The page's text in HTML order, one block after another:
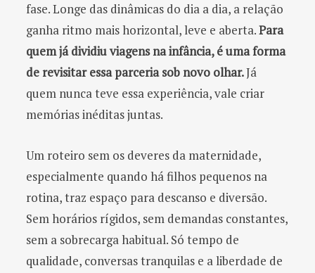
fase. Longe das dinâmicas do dia a dia, a relação
ganha ritmo mais horizontal, leve e aberta.Para
quem já dividiu viagens na infância, é uma forma
de revisitar essa parceria sob novo olhar.Já
quem nunca teve essa experiência, vale criar
memórias inéditas juntas.
Um roteiro sem os deveres da maternidade,
especialmente quando há filhos pequenos na
rotina, traz espaço para descanso e diversão.
Sem horários rígidos, sem demandas constantes,
sem a sobrecarga habitual. Só tempo de
qualidade, conversas tranquilas e a liberdade de